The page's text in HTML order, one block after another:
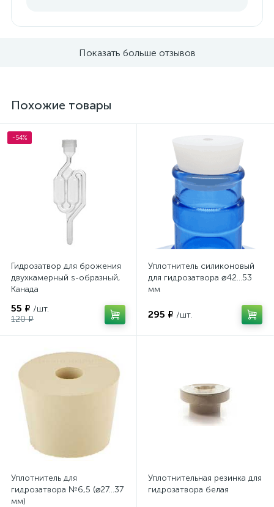
Показать больше отзывов
Похожие товары
-54%
Гидрозатвор для брожения
двухкамерный s-образный,
Канада
55 ₽ /шт.
120 ₽
Уплотнитель силиконовый
для гидрозатвора ⌀42…53
мм
295 ₽ /шт.
Уплотнитель для
гидрозатвора №6,5 (⌀27…37
мм)
Уплотнительная резинка для
гидрозатвора белая